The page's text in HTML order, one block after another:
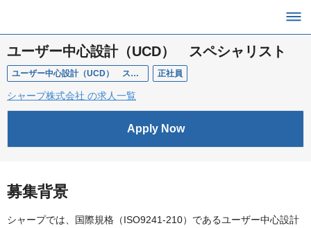
ユーザー中心設計（UCD） スペシャリスト
ユーザー中心設計（UCD） スペシャリスト 正社員
シャープ株式会社 の求人一覧
Apply Now
募集背景
シャープでは、国際規格（ISO9241-210）であるユーザー中心設計